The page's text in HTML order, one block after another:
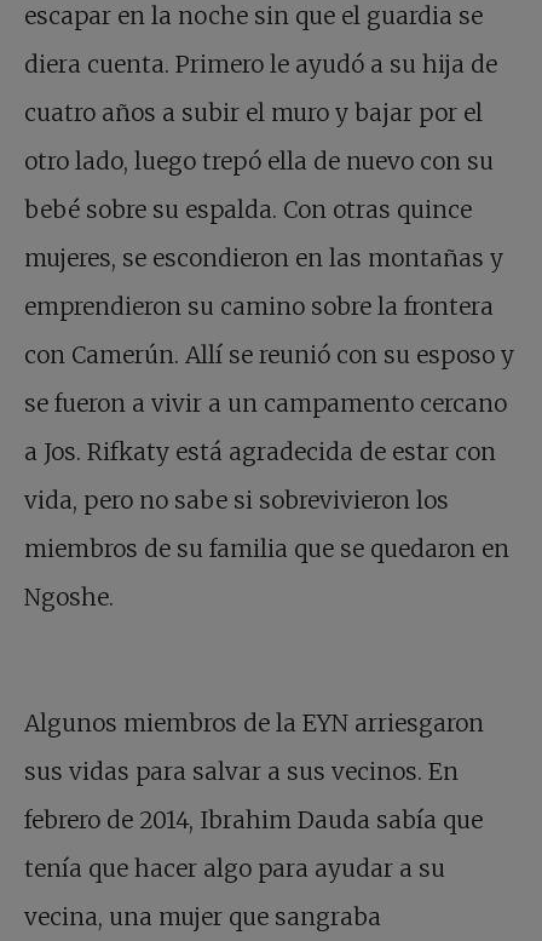
escapar en la noche sin que el guardia se
diera cuenta. Primero le ayudó a su hija de
cuatro años a subir el muro y bajar por el
otro lado, luego trepó ella de nuevo con su
bebé sobre su espalda. Con otras quince
mujeres, se escondieron en las montañas y
emprendieron su camino sobre la frontera
con Camerún. Allí se reunió con su esposo y
se fueron a vivir a un campamento cercano
a Jos. Rifkaty está agradecida de estar con
vida, pero no sabe si sobrevivieron los
miembros de su familia que se quedaron en
Ngoshe.
Algunos miembros de la EYN arriesgaron
sus vidas para salvar a sus vecinos. En
febrero de 2014, Ibrahim Dauda sabía que
tenía que hacer algo para ayudar a su
vecina, una mujer que sangraba